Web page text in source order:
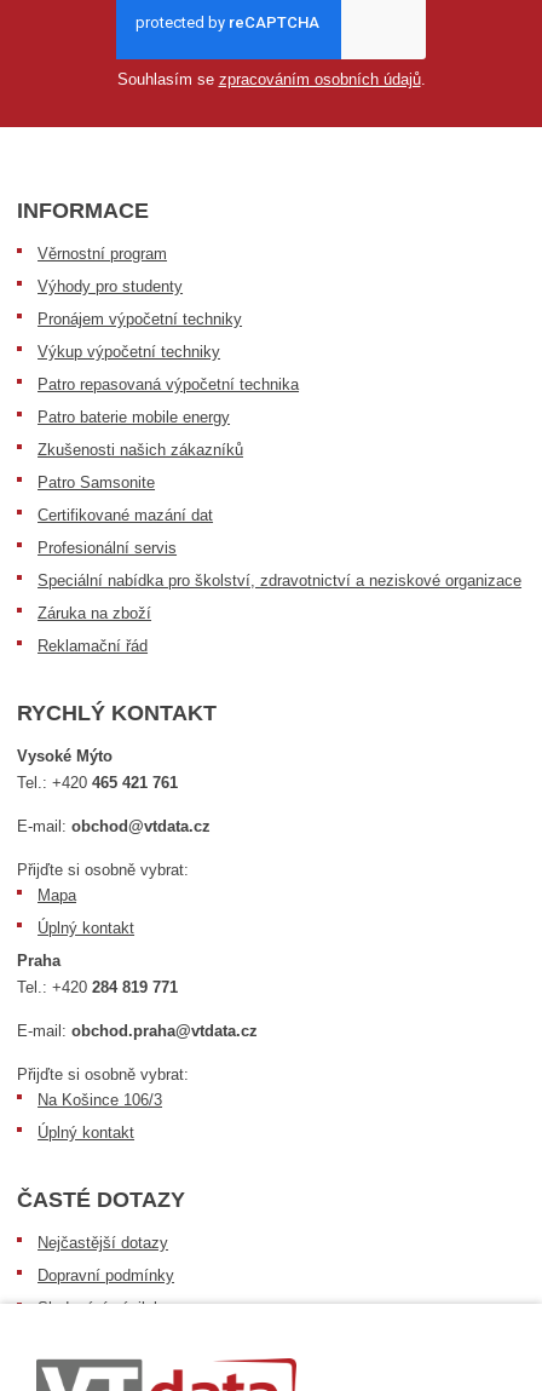
Souhlasím se zpracováním osobních údajů.
INFORMACE
Věrnostní program
Výhody pro studenty
Pronájem výpočetní techniky
Výkup výpočetní techniky
Patro repasovaná výpočetní technika
Patro baterie mobile energy
Zkušenosti našich zákazníků
Patro Samsonite
Certifikované mazání dat
Profesionální servis
Speciální nabídka pro školství, zdravotnictví a neziskové organizace
Záruka na zboží
Reklamační řád
RYCHLÝ KONTAKT
Vysoké Mýto
Tel.:+420465 421 761
E-mail:obchod@vtdata.cz
Přijďte si osobně vybrat:
Mapa
Úplný kontakt
Praha
Tel.:+420284 819 771
E-mail:obchod.praha@vtdata.cz
Přijďte si osobně vybrat:
Na Košince 106/3
Úplný kontakt
ČASTÉ DOTAZY
Nejčastější dotazy
Dopravní podmínky
Sledování zásilek
Informace k dostupnosti zboží